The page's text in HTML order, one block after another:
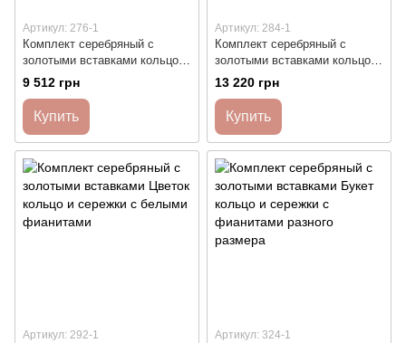
Артикул: 276-1
Комплект серебряный с
золотыми вставками кольцо и
сережки с синими фианитами
9 512 грн
Купить
Артикул: 284-1
Комплект серебряный с
золотыми вставками кольцо и
сережки с белыми фианитами
13 220 грн
Купить
Артикул: 292-1 Артикул: 324-1